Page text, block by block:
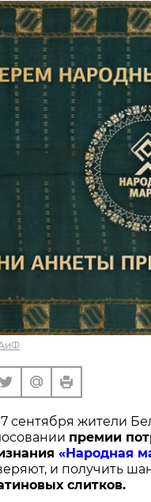
сентября жители
премии
«Народная
и получить
слитков.